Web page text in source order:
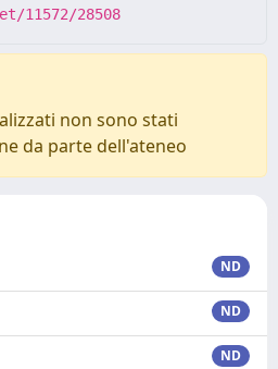
11572/28508
non sono stati
da parte dell'ateneo
ND
ND
ND